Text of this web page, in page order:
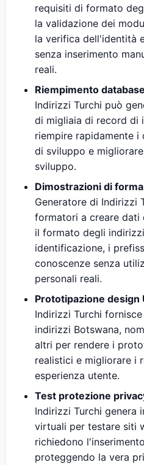
requisiti di formato
la validazione dei
la verifica dell'identità
senza inserimento
reali.
Riempimento
Indirizzi Turchi può
di migliaia di record di
riempire rapidamente i
di sviluppo e
sviluppo.
Dimostrazioni di
Generatore di Indirizzi
formatori a creare dati
il formato degli
identificazione, i
conoscenze senza
personali reali.
Prototipazione design
Indirizzi Turchi
indirizzi Botswana,
altri per rendere i
realistici e migliorare i
esperienza utente.
Test protezione
Indirizzi Turchi genera
virtuali per testare siti
richiedono
proteggendo la vera